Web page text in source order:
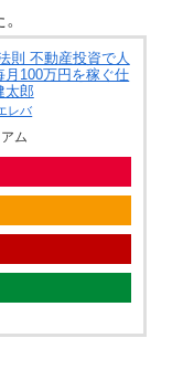
則 不動産投資で人
100万円を稼ぐ仕
太郎
レバ
アム